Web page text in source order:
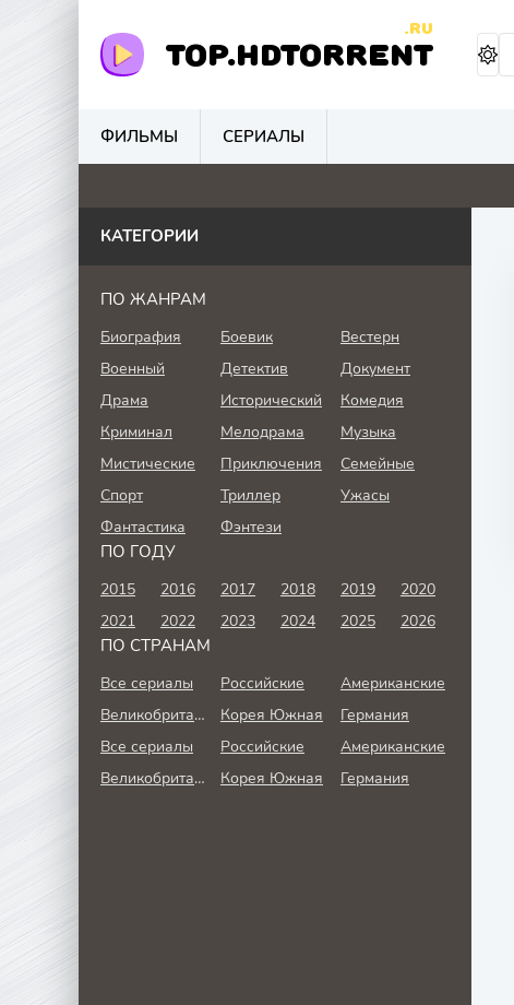
TOP.HDTORRENT
.RU
ФИЛЬМЫ СЕРИАЛЫ
0 0 4.6 0
КАТЕГОРИИ
ПО ЖАНРАМ
Биография Боевик
Вестерн
Военный
Детектив
Документ
Драма
Исторический
Комедия
Криминал
Мелодрама
Музыка
Мистические
Приключения
Семейные
Спорт
Триллер
Ужасы
Фантастика
Фэнтези
ПО ГОДУ
2015 2016 2017 2018 2019
2020
2021
2022 2023 2024 2025 2026
ПО СТРАНАМ
Все сериалы Российские
Американские
Великобритания
Корея Южная
Германия
Все сериалы
Российские
Американские
Великобритания
Корея Южная Германия